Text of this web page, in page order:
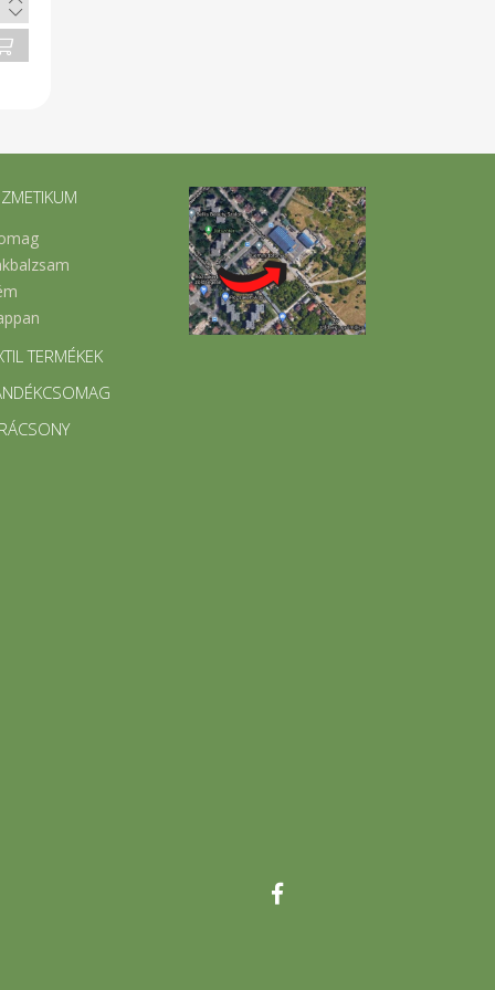
TERMÉKEK